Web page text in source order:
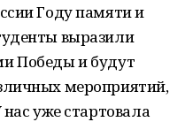
Году памяти и
выразили
Победы и будут
мероприятий,
уже стартовала